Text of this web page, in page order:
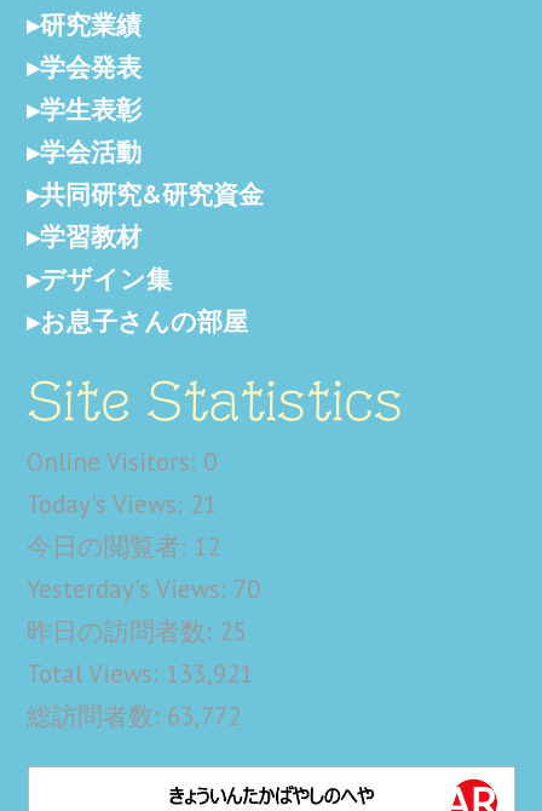
研究業績
学会発表
学生表彰
学会活動
共同研究&研究資金
学習教材
デザイン集
お息子さんの部屋
Site Statistics
Online Visitors: 0
Today's Views: 21
今日の閲覧者: 12
Yesterday's Views: 70
昨日の訪問者数: 25
Total Views: 133,921
総訪問者数: 63,772